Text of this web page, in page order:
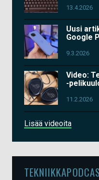
13.4.2026
Uusi
Google
9.3.2026
Video:
-
11.2.2026
Lisää videoita